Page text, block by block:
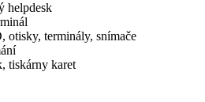
helpdesk
otisky, terminály, snímače
tiskárny karet